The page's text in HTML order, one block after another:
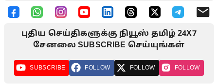
புதிய செய்திகளுக்கு நியூஸ் தமிழ் 24X7
சேனலை SUBSCRIBE செய்யுங்கள்
SUBSCRIBE FOLLOW FOLLOW FOLLOW